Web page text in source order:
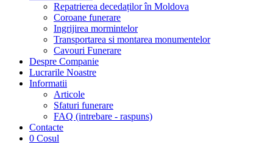
Repatrierea decedaților în Moldova
Coroane funerare
Ingrijirea mormintelor
Transportarea si montarea monumentelor
Cavouri Funerare
Despre Companie
Lucrarile Noastre
Informatii
Articole
Sfaturi funerare
FAQ (intrebare - raspuns)
Contacte
0 Cosul